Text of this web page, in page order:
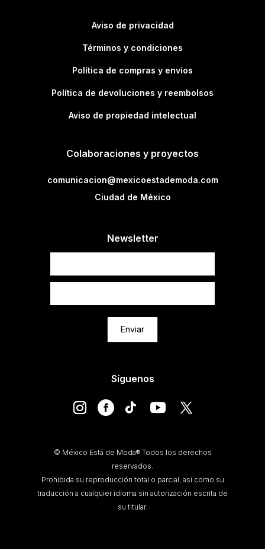
Aviso de privacidad
Términos y condiciones
Política de compras y envíos
Política de devoluciones y reembolsos
Aviso de propiedad intelectual
Colaboraciones y proyectos
comunicacion@mexicoestademoda.com
Ciudad de México
Newsletter
Enviar
Síguenos
© México Está de Moda® Todos los derechos
reservados.
Prohibida su reproducción total o parcial, así como su
traducción a cualquier idioma sin autorización escrita de
su titular.